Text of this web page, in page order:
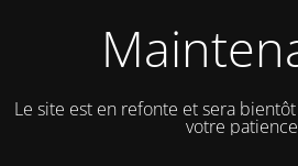
Le site est en refonte et sera
votre